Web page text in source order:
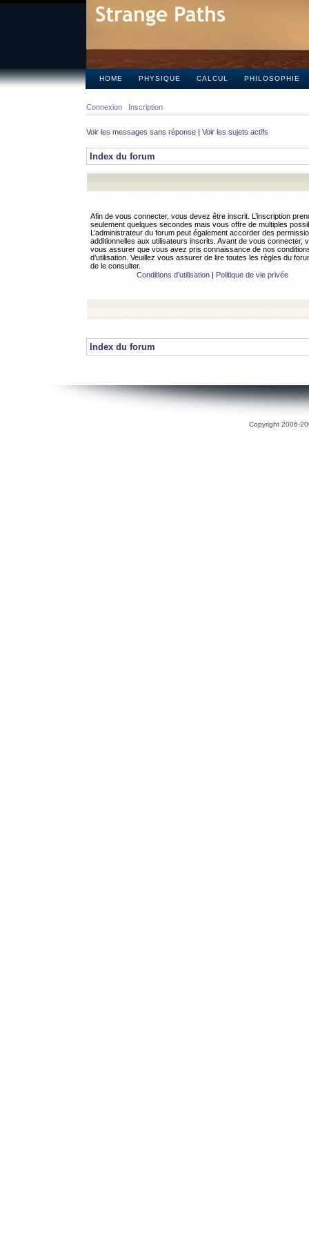
HOME PHYSIQUE CALCUL PHILOSOPHIE
Connexion Inscription
Voir les messages sans réponse | Voir les sujets actifs
Index du forum
Afin de vous connecter, vous devez être inscrit. L’inscription
seulement quelques secondes mais vous offre de multiples
L’administrateur du forum peut également accorder des
additionnelles aux utilisateurs inscrits. Avant de vous connecter,
vous assurer que vous avez pris connaissance de nos
d’utilisation. Veuillez vous assurer de lire toutes les règles du
de le consulter.
Conditions d’utilisation| Politique de vie privée
Index du forum
Copyright 2006-